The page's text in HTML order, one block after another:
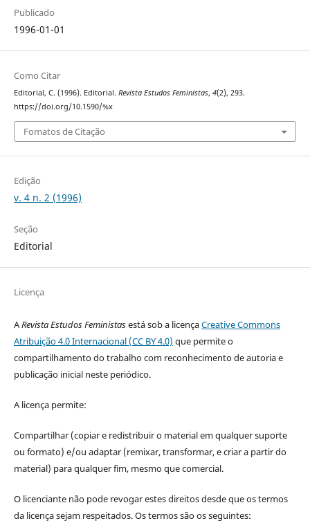
Publicado
1996-01-01
Como Citar
Editorial, C. (1996). Editorial. Revista Estudos Feministas, 4(2), 293.
https://doi.org/10.1590/%x
Fomatos de Citação
Edição
v. 4 n. 2 (1996)
Seção
Editorial
Licença
ARevista Estudos Feministasestá sob a licençaCreative Commons
Atribuição 4.0 Internacional (CC BY 4.0) que permite o
compartilhamento do trabalho com reconhecimento de autoria e
publicação inicial neste periódico.
A licença permite:
Compartilhar (copiar e redistribuir o material em qualquer suporte
ou formato) e/ou adaptar (remixar, transformar, e criar a partir do
material) para qualquer fim, mesmo que comercial.
O licenciante não pode revogar estes direitos desde que os termos
da licença sejam respeitados. Os termos são os seguintes: